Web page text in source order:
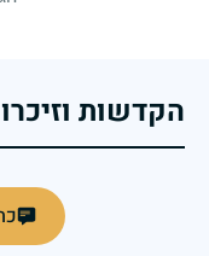
הקדשות